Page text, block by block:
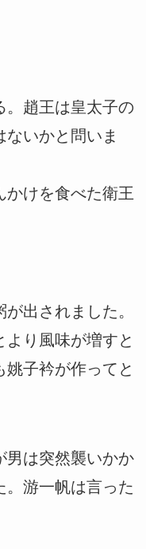
。趙王は皇太子の
いかと問いま
かけを食べた衛王
出されました。
り風味が増すと
子衿が作ってと
男は突然襲いかか
。游一帆は言った